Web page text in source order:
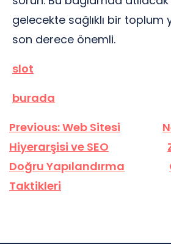
gelecekte sağlıklı bir
son derece önemli.
slot
burada
Yazı
gezinmesi
Previous:Web Sitesi
Hiyerarşisi ve SEO
Doğru Yapılandırma
Taktikleri